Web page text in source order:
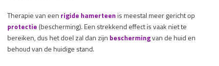
Therapie van een rigide hamerteenis meestal meer gericht op
protectie (bescherming). Een strekkend effect is vaak niet te
bereiken, dus het doel zal dan zijn beschermingvan de huid en
behoud van de huidige stand.